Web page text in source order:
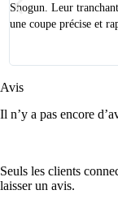
Shogun. Leur
une coupe précise et
Avis
Il n’y a pas encore
Seuls les clients
laisser un avis.